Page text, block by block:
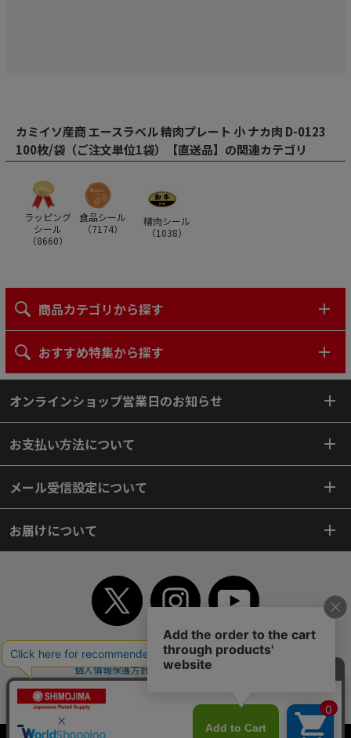
カミイソ産商 エースラベル 精肉プレート 小 ナカ肉 D-0123
100枚/袋（ご注文単位1袋）【直送品】の関連カテゴリ
ラッピング
シール
（8660）
食品シール
（7174）
精肉シール
（1038）
商品カテゴリから探す
おすすめ特集から探す
オンラインショップ営業日のお知らせ
お支払い方法について
メール受信設定について
お届けについて
TOP 初めてご利用のお客様へ ご利用案内
ご利用規約
個人情報保護方針
特定商取引法
よくあるご質問
お問い合わせ
サイトマップ